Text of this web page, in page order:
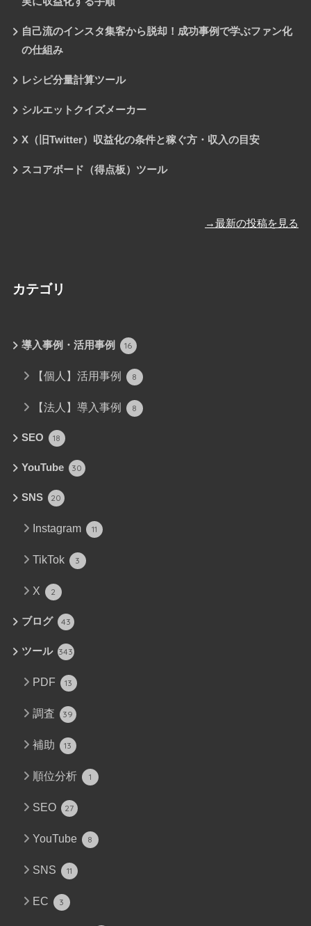
自己流のインスタ集客から脱却！成功事例で学ぶファン化
の仕組み
レシピ分量計算ツール
シルエットクイズメーカー
X（旧Twitter）収益化の条件と稼ぐ方・収入の目安
スコアボード（得点板）ツール
→最新の投稿を見る
カテゴリ
導入事例・活用事例 16
【個人】活用事例 8
【法人】導入事例 8
SEO 18
YouTube 30
SNS 20
Instagram 11
TikTok 3
X 2
ブログ 43
ツール 343
PDF 13
調査 39
補助 13
順位分析 1
SEO 27
YouTube 8
SNS 11
EC 3